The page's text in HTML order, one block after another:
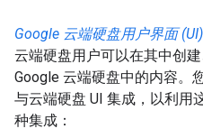
Google 云端硬盘用户界面 (UI)
云端硬盘用户可以在其中创
Google 云端硬盘中的内容。
与云端硬盘 UI 集成，以利用
种集成：